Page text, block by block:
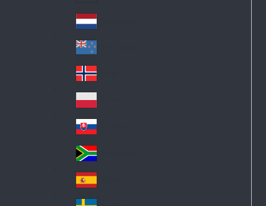
Lat
in
A
me
ric
a
Ne
the
rla
nd
s
Ne
w
Ze
ala
nd
No
rw
ay
Pol
an
d
Slo
va
kia
So
uth
Af
Sp